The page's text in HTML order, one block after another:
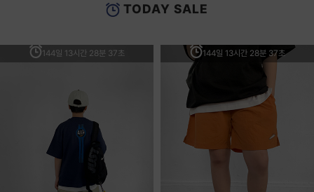
TODAY SALE
144일 13시간 28분 37초 144일 13시간 28분 37초